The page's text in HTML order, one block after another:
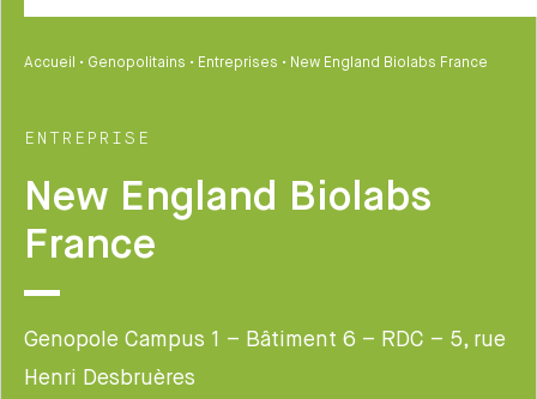
Accueil • Genopolitains • Entreprises • New England Biolabs France
ENTREPRISE
New England Biolabs
France
Genopole Campus 1 – Bâtiment 6 – RDC – 5, rue
Henri Desbruères